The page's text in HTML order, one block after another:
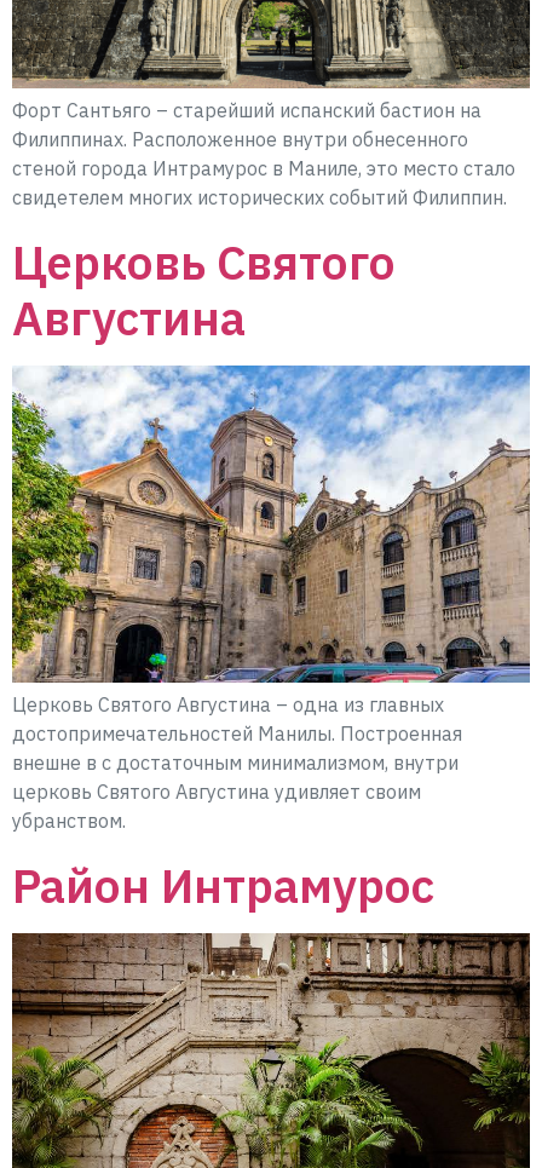
Форт Сантьяго – старейший испанский бастион на
Филиппинах. Расположенное внутри обнесенного
стеной города Интрамурос в Маниле, это место стало
свидетелем многих исторических событий Филиппин.
Церковь Святого
Августина
Церковь Святого Августина – одна из главных
достопримечательностей Манилы. Построенная
внешне в с достаточным минимализмом, внутри
церковь Святого Августина удивляет своим
убранством.
Район Интрамурос